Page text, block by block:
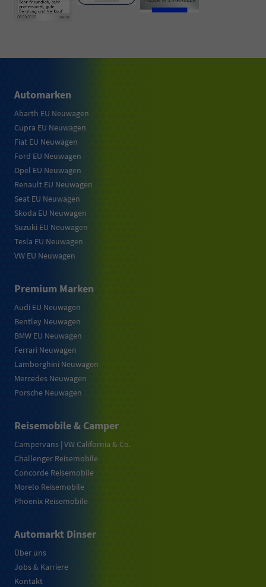
Automarken
Abarth EU Neuwagen
Cupra EU Neuwagen
Fiat EU Neuwagen
Ford EU Neuwagen
Opel EU Neuwagen
Renault EU Neuwagen
Seat EU Neuwagen
Skoda EU Neuwagen
Suzuki EU Neuwagen
Tesla EU Neuwagen
VW EU Neuwagen
Premium Marken
Audi EU Neuwagen
Bentley Neuwagen
BMW EU Neuwagen
Ferrari Neuwagen
Lamborghini Neuwagen
Mercedes Neuwagen
Porsche Neuwagen
Reisemobile & Camper
Campervans | VW California & Co.
Challenger Reisemobile
Concorde Reisemobile
Morelo Reisemobile
Phoenix Reisemobile
Automarkt Dinser
Über uns
Jobs & Karriere
Kontakt